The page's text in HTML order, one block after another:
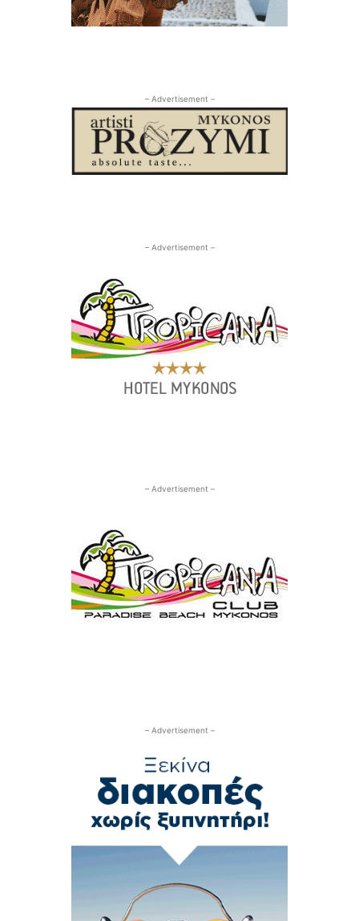
– Advertisement –
– Advertisement –
– Advertisement –
– Advertisement –